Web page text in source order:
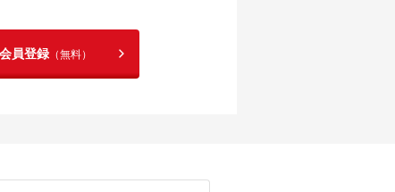
員登録 （無料）